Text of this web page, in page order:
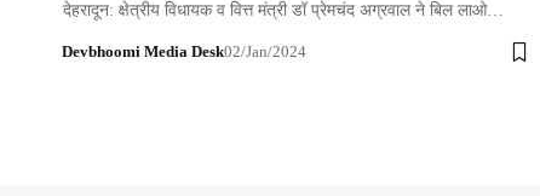
देहरादून: क्षेत्रीय विधायक व वित्त मंत्री डॉ प्रेमचंद अग्रवाल ने बिल लाओ…
Devbhoomi Media Desk02/Jan/2024